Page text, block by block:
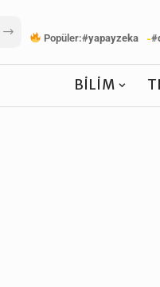
Popüler:#yapayzeka
BILIM